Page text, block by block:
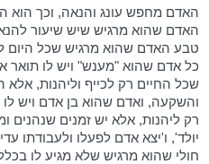
האדם מחפש עונג והנאה, וכך הוא
האדם שהוא מרגיש שיש שיעור
טבע האדם שהוא מרגיש שכל היום
כל אדם שהוא "מענש" ויש לו
שכל החיים רק לכייף וליהנות, אלא
והשקעה, ואדם שהוא בן אדם ויש לו
רק ליהנות, אלא יש זמנים שנהנים
יולד', ו'יצא אדם לפעלו ולעבודתו
חולי שהוא מרגיש שלא מגיע לו